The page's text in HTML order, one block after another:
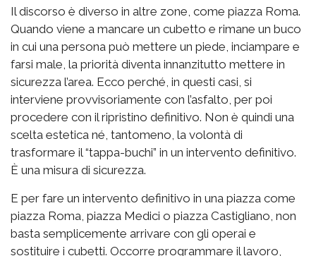
Il discorso è diverso in altre zone, come piazza Roma.
Quando viene a mancare un cubetto e rimane un buco
in cui una persona può mettere un piede, inciampare e
farsi male, la priorità diventa innanzitutto mettere in
sicurezza l’area. Ecco perché, in questi casi, si
interviene provvisoriamente con l’asfalto, per poi
procedere con il ripristino definitivo. Non è quindi una
scelta estetica né, tantomeno, la volontà di
trasformare il “tappa-buchi” in un intervento definitivo.
È una misura di sicurezza.
E per fare un intervento definitivo in una piazza come
piazza Roma, piazza Medici o piazza Castigliano, non
basta semplicemente arrivare con gli operai e
sostituire i cubetti. Occorre programmare il lavoro,